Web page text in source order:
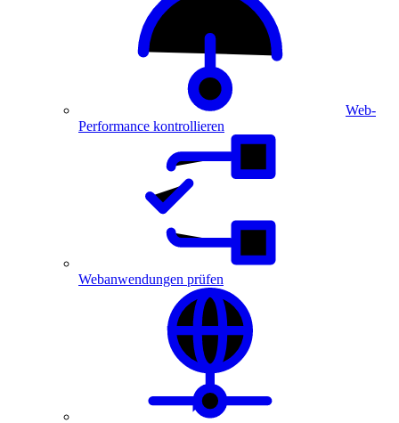
Web-
Performance kontrollieren
Webanwendungen prüfen